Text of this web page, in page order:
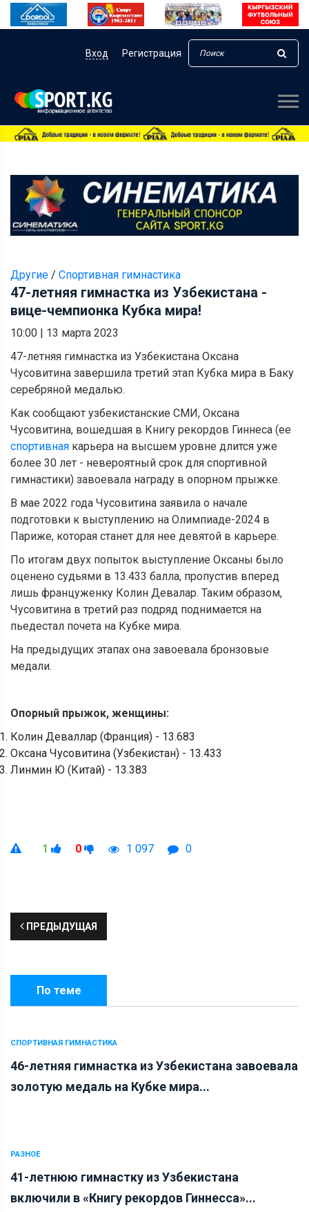
Вход Регистрация
Другие / Спортивная гимнастика
47-летняя гимнастка из Узбекистана -
вице-чемпионка Кубка мира!
10:00 | 13 марта 2023
47-летняя гимнастка из Узбекистана Оксана
Чусовитина завершила третий этап Кубка мира в Баку
серебряной медалью.
Как сообщают узбекистанские СМИ, Оксана
Чусовитина, вошедшая в Книгу рекордов Гиннеса (ее
спортивная карьера на высшем уровне длится уже
более 30 лет - невероятный срок для спортивной
гимнастики) завоевала награду в опорном прыжке.
В мае 2022 года Чусовитина заявила о начале
подготовки к выступлению на Олимпиаде-2024 в
Париже, которая станет для нее девятой в карьере.
По итогам двух попыток выступление Оксаны было
оценено судьями в 13.433 балла, пропустив вперед
лишь француженку Колин Девалар. Таким образом,
Чусовитина в третий раз подряд поднимается на
пьедестал почета на Кубке мира.
На предыдущих этапах она завоевала бронзовые
медали.
Опорный прыжок, женщины:
Колин Деваллар (Франция) - 13.683
Оксана Чусовитина (Узбекистан) - 13.433
Линмин Ю (Китай) - 13.383
1 0 1 097 0
ПРЕДЫДУЩАЯ
По теме
СПОРТИВНАЯ ГИМНАСТИКА
46-летняя гимнастка из Узбекистана завоевала
золотую медаль на Кубке мира...
РАЗНОЕ
41-летнюю гимнастку из Узбекистана
включили в «Книгу рекордов Гиннесса»...